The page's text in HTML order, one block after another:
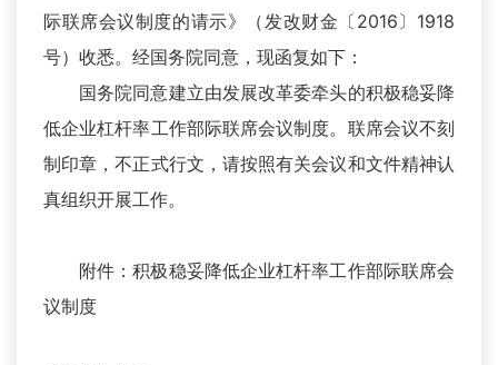
际联席会议制度的请示》（发改财金〔2016〕1918
号）收悉。经国务院同意，现函复如下：
国务院同意建立由发展改革委牵头的积极稳妥降
低企业杠杆率工作部际联席会议制度。联席会议不刻
制印章，不正式行文，请按照有关会议和文件精神认
真组织开展工作。
附件：积极稳妥降低企业杠杆率工作部际联席会
议制度